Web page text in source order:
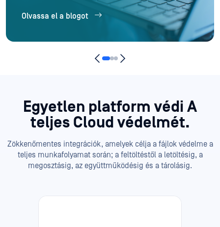
Egyetlen platform védi A
teljes Cloud védelmét.
Zökkenőmentes integrációk, amelyek célja a fájlok védelme a
teljes munkafolyamat során; a feltöltéstől a letöltésig, a
megosztásig, az együttműködésig és a tárolásig.